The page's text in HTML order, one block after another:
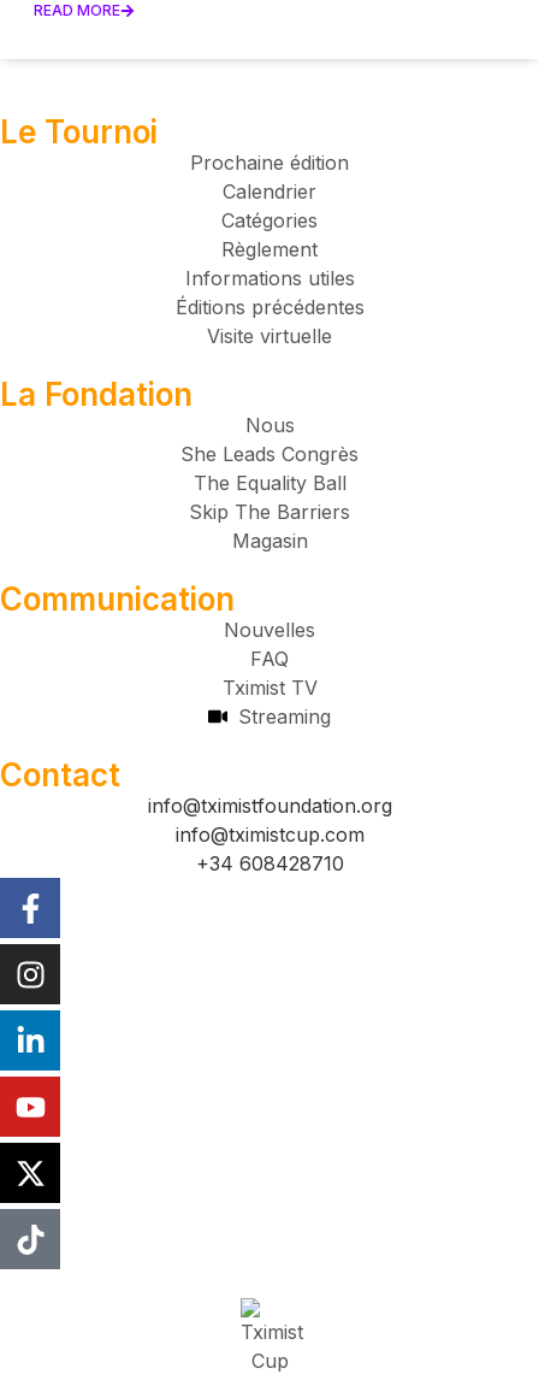
READ MORE
Le Tournoi
Prochaine édition
Calendrier
Catégories
Règlement
Informations utiles
Éditions précédentes
Visite virtuelle
La Fondation
Nous
She Leads Congrès
The Equality Ball
Skip The Barriers
Magasin
Communication
Nouvelles
FAQ
Tximist TV
Streaming
Contact
info@tximistfoundation.org
info@tximistcup.com
+34 608428710